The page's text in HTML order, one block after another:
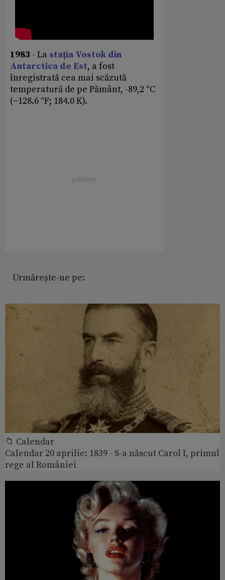
1983 - La stația Vostok din
Antarctica de Est, a fost
înregistrată cea mai scăzută
temperatură de pe Pământ, -89,2 °C
(−128.6 °F; 184.0 K).
Urmărește-ne pe:
📁 Calendar
Calendar 20 aprilie: 1839 - S-a născut Carol I, primul
rege al României